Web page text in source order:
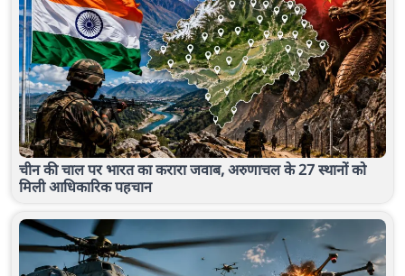
चीन की चाल पर भारत का करारा जवाब, अरुणाचल के 27 स्थानों को
मिली आधिकारिक पहचान